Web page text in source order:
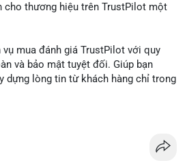
cho thương hiệu trên TrustPilot một
mua đánh giá TrustPilot với quy
và bảo mật tuyệt đối. Giúp bạn
dựng lòng tin từ khách hàng chỉ trong
nhận ưu đãi: